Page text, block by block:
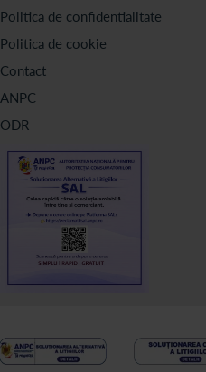
Politica de confidentialitate
Politica de cookie
Contact
ANPC
ODR